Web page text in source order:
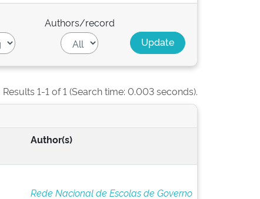
Authors/record
Results 1-1 of 1 (Search time: 0.003 seconds).
Author(s)
Rede Nacional de Escolas de Governo